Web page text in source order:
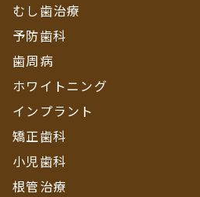
むし歯治療
予防歯科
歯周病
ホワイトニング
インプラント
矯正歯科
小児歯科
根管治療